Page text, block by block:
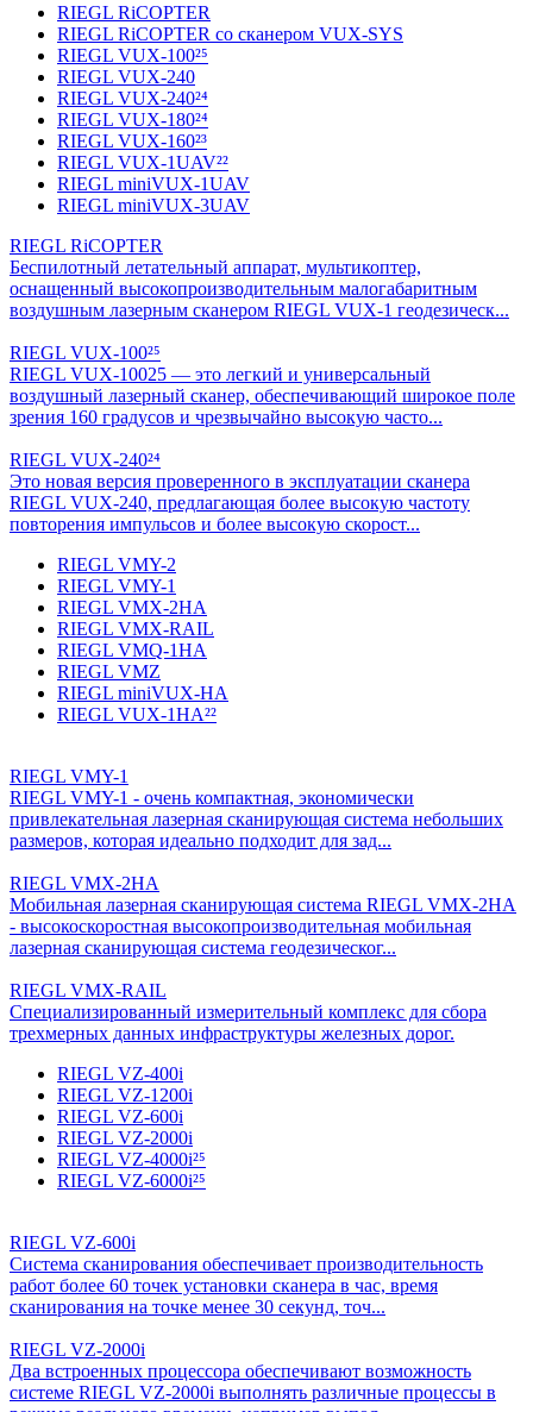
RIEGL RiCOPTER
RIEGL RiCOPTER со сканером VUX-SYS
RIEGL VUX-100²⁵
RIEGL VUX-240
RIEGL VUX-240²⁴
RIEGL VUX-180²⁴
RIEGL VUX-160²³
RIEGL VUX-1UAV²²
RIEGL miniVUX-1UAV
RIEGL miniVUX-3UAV
RIEGL RiCOPTER
Беспилотный летательный аппарат, мультикоптер,
оснащенный высокопроизводительным малогабаритным
воздушным лазерным сканером RIEGL VUX-1 геодезическ...
RIEGL VUX-100²⁵
RIEGL VUX-10025 — это легкий и универсальный
воздушный лазерный сканер, обеспечивающий широкое поле
зрения 160 градусов и чрезвычайно высокую часто...
RIEGL VUX-240²⁴
Это новая версия проверенного в эксплуатации сканера
RIEGL VUX-240, предлагающая более высокую частоту
повторения импульсов и более высокую скорост...
RIEGL VMY-2
RIEGL VMY-1
RIEGL VMX-2HA
RIEGL VMX-RAIL
RIEGL VMQ-1HA
RIEGL VMZ
RIEGL miniVUX-HA
RIEGL VUX-1HA²²
RIEGL VMY-1
RIEGL VMY-1 - очень компактная, экономически
привлекательная лазерная сканирующая система небольших
размеров, которая идеально подходит для зад...
RIEGL VMX-2HA
Мобильная лазерная сканирующая система RIEGL VMX-2HA
- высокоскоростная высокопроизводительная мобильная
лазерная сканирующая система геодезическог...
RIEGL VMX-RAIL
Специализированный измерительный комплекс для сбора
трехмерных данных инфраструктуры железных дорог.
RIEGL VZ-400i
RIEGL VZ-1200i
RIEGL VZ-600i
RIEGL VZ-2000i
RIEGL VZ-4000i²⁵
RIEGL VZ-6000i²⁵
RIEGL VZ-600i
Система сканирования обеспечивает производительность
работ более 60 точек установки сканера в час, время
сканирования на точке менее 30 секунд, точ...
RIEGL VZ-2000i
Два встроенных процессора обеспечивают возможность
системе RIEGL VZ-2000i выполнять различные процессы в